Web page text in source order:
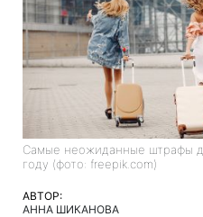
Самые неожиданные штрафы
году (фото: freepik.com)
АВТОР:
АННА ШИКАНОВА